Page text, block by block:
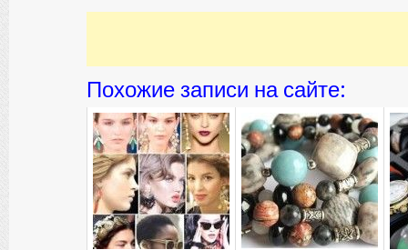
Похожие записи на сайте: